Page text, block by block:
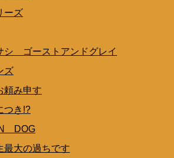
ーズ
シ ゴーストアンドグレイ
ズ
頼み申す
つき!?
DOG
最大の過ちです